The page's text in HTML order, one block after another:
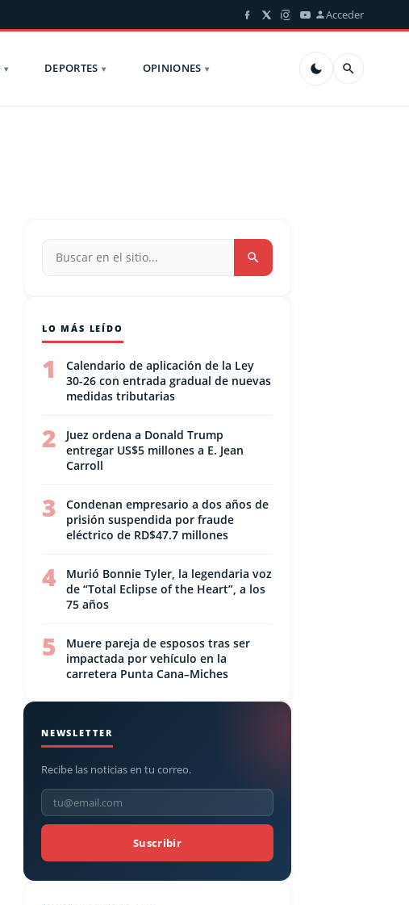
Acceder
DEPORTES OPINIONES
LO MÁS LEÍDO
1
Calendario de aplicación de la Ley
30-26 con entrada gradual de nuevas
medidas tributarias
2
Juez ordena a Donald Trump
entregar US$5 millones a E. Jean
Carroll
3
Condenan empresario a dos años de
prisión suspendida por fraude
eléctrico de RD$47.7 millones
4
Murió Bonnie Tyler, la legendaria voz
de “Total Eclipse of the Heart”, a los
75 años
5
Muere pareja de esposos tras ser
impactada por vehículo en la
carretera Punta Cana–Miches
NEWSLETTER
Recibe las noticias en tu correo.
Suscribir